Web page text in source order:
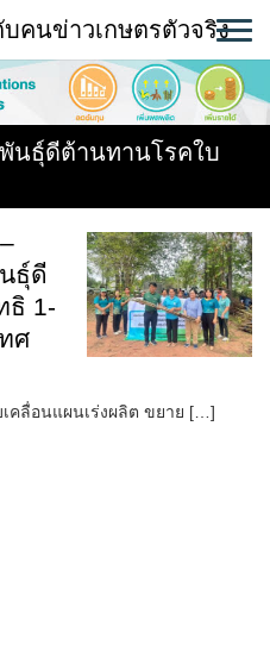
คนข่าวเกษตรตัวจริง
นธุ์ดีต้านทานโรคใบ
ธุ์ดี
ธิ 1-
ศ
คลื่อนแผนเร่งผลิต ขยาย […]